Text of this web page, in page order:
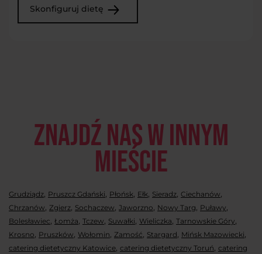
Skonfiguruj dietę
Znajdź nas w innym
mieście
Grudziądz, Pruszcz Gdański, Płońsk, Ełk, Sieradz, Ciechanów,
Chrzanów, Zgierz, Sochaczew, Jaworzno, Nowy Targ, Puławy,
Bolesławiec, Łomża, Tczew, Suwałki, Wieliczka, Tarnowskie Góry,
Krosno, Pruszków, Wołomin, Zamość, Stargard, Mińsk Mazowiecki,
catering dietetyczny Katowice, catering dietetyczny Toruń, catering